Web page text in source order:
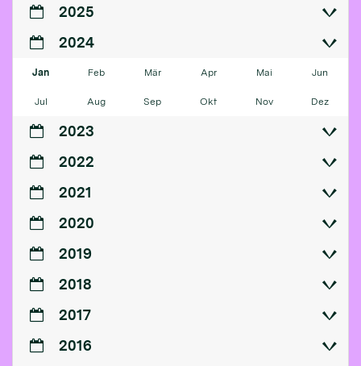
2025
2024
Jan Feb Mär Apr Mai Jun
Jul Aug Sep Okt Nov Dez
2023
2022
2021
2020
2019
2018
2017
2016